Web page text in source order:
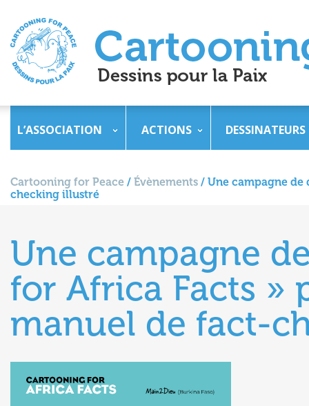
L’ASSOCIATION ACTIONS DESSINATEURS
Cartooning for Peace / Évènements / Une campagne de
checking illustré
Une campagne
for Africa Facts »
manuel de fact-